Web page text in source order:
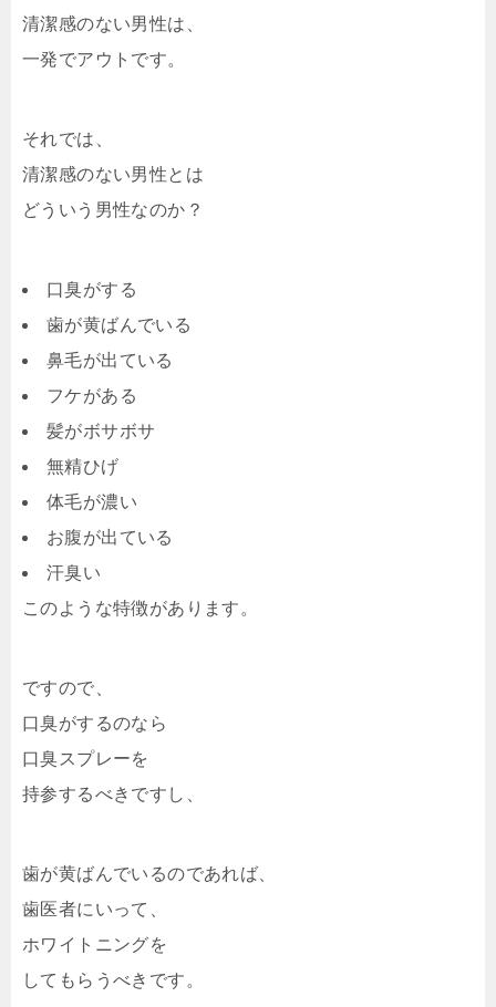
清潔感のない男性は、
一発でアウトです。
それでは、
清潔感のない男性とは
どういう男性なのか？
口臭がする
歯が黄ばんでいる
鼻毛が出ている
フケがある
髪がボサボサ
無精ひげ
体毛が濃い
お腹が出ている
汗臭い
このような特徴があります。
ですので、
口臭がするのなら
口臭スプレーを
持参するべきですし、
歯が黄ばんでいるのであれば、
歯医者にいって、
ホワイトニングを
してもらうべきです。